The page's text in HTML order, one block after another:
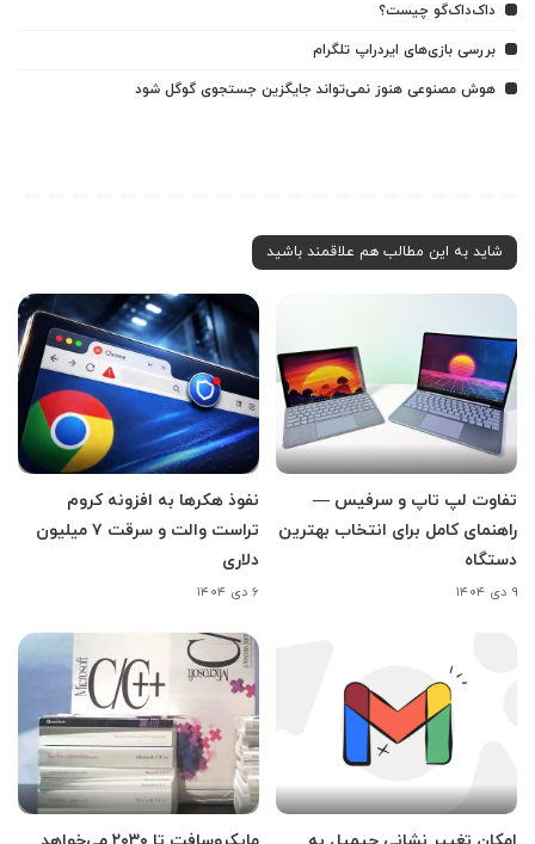
داک‌داک‌گو چیست؟
بررسی بازی‌های ایردراپ تلگرام
هوش مصنوعی هنوز نمی‌تواند جایگزین جستجوی گوگل شود
شاید به این مطالب هم علاقمند باشید
تفاوت لپ تاپ و سرفیس —
راهنمای کامل برای انتخاب بهترین
دستگاه
۹ دی ۱۴۰۴
نفوذ هکرها به افزونه کروم
تراست والت و سرقت ۷ میلیون
دلاری
۶ دی ۱۴۰۴